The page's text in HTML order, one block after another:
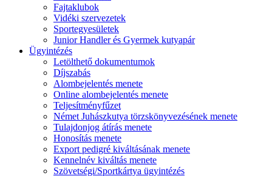
Fajtaklubok
Vidéki szervezetek
Sportegyesületek
Junior Handler és Gyermek kutyapár
Ügyintézés
Letölthető dokumentumok
Díjszabás
Alombejelentés menete
Online alombejelentés menete
Teljesítményfűzet
Német Juhászkutya törzskönyvezésének menete
Tulajdonjog átírás menete
Honosítás menete
Export pedigré kiváltásának menete
Kennelnév kiváltás menete
Szövetségi/Sportkártya ügyintézés